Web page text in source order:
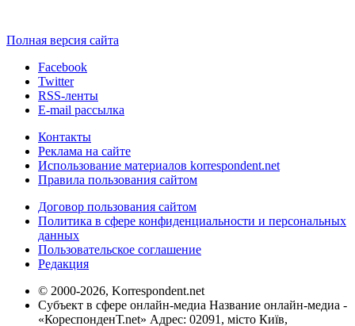
Полная версия сайта
Facebook
Twitter
RSS-ленты
E-mail рассылка
Контакты
Реклама на сайте
Использование материалов korrespondent.net
Правила пользования сайтом
Договор пользования сайтом
Политика в сфере конфиденциальности и персональных
данных
Пользовательское соглашение
Редакция
© 2000-2026, Korrespondent.net
Субъект в сфере онлайн-медиа Название онлайн-медиа -
«КореспонденТ.net» Адрес: 02091, місто Київ,